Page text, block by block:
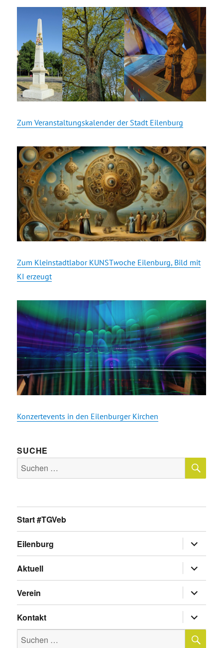
Zum Veranstaltungskalender der Stadt Eilenburg
Zum Kleinstadtlabor KUNSTwoche Eilenburg, Bild mit
KI erzeugt
Konzertevents in den Eilenburger Kirchen
SUCHE
Suche
nach:
Start #TGVeb
Eilenburg
anzeigen
Aktuell
anzeigen
Verein
anzeigen
Kontakt
anzeigen
Suche